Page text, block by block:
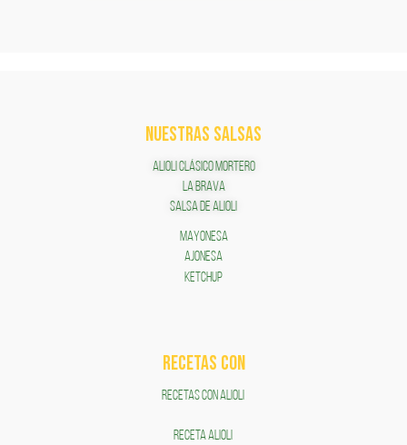
NUESTRAS SALSAS
ALIOLI CLÁSICO MORTERO
LA BRAVA
SALSA DE ALIOLI
MAYONESA
AJONESA
KETCHUP
RECETAS COn
RECETAS CON ALIOLI
RECETA ALIOLI